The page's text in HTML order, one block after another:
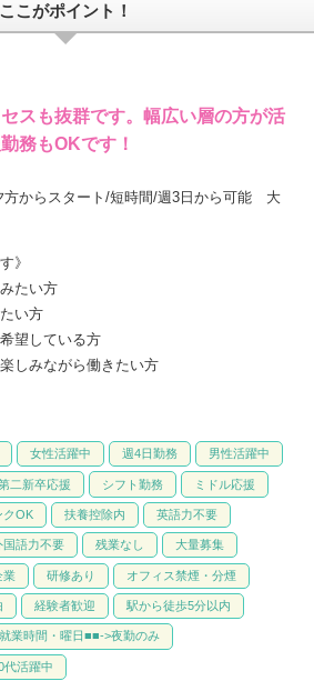
ここがポイント！
スも抜群です。幅広い層の方が活
務もOKです！
方からスタート/短時間/週3日から可能 大
》
たい方
い方
望している方
しみながら働きたい方
女性活躍中 週4日勤務 男性活躍中
二新卒応援 シフト勤務 ミドル応援
クOK 扶養控除内 英語力不要
国語力不要 残業なし 大量募集
業 研修あり オフィス禁煙・分煙
経験者歓迎 駅から徒歩5分以内
業時間・曜日■■->夜勤のみ
代活躍中